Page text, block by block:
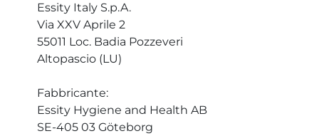
Essity Italy S.p.A.
Via XXV Aprile 2
55011 Loc. Badia Pozzeveri
Altopascio (LU)
Fabbricante:
Essity Hygiene and Health AB
SE-405 03 Göteborg